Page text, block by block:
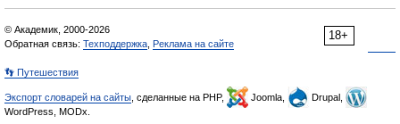
18+
© Академик, 2000-2026
Обратная связь: Техподдержка Реклама на сайте
👣 Путешествия
Экспорт словарей на сайты , сделанные на PHP, Joomla,
Drupal,
WordPress, MODx.